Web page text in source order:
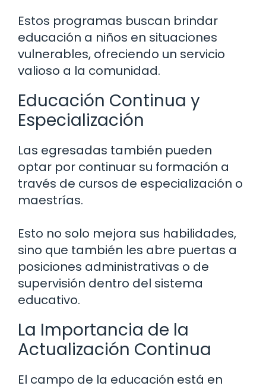
Estos programas buscan brindar
educación a niños en situaciones
vulnerables, ofreciendo un servicio
valioso a la comunidad.
Educación Continua y
Especialización
Las egresadas también pueden
optar por continuar su formación a
través de cursos de especialización o
maestrías.
Esto no solo mejora sus habilidades,
sino que también les abre puertas a
posiciones administrativas o de
supervisión dentro del sistema
educativo.
La Importancia de la
Actualización Continua
El campo de la educación está en